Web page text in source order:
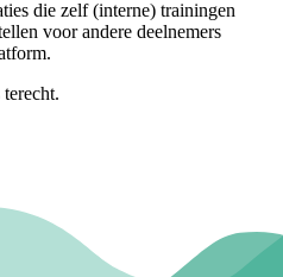
die zelf (interne) trainingen
voor andere deelnemers